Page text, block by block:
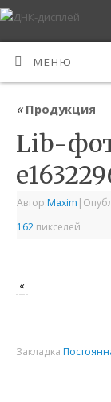
МЕНЮ
«Продукция
Lib-
Автор:Maxim |
162 пикселей
«
Закладка